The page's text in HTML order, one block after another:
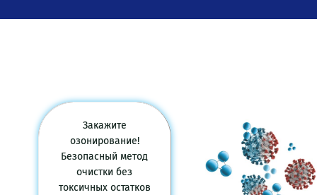
Закажите
озонирование!
Безопасный метод
очистки без
токсичных остатков